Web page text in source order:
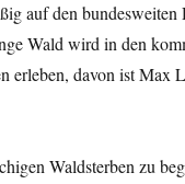
auf den bundesweiten
Wald wird in den
erleben, davon ist Max
Waldsterben zu